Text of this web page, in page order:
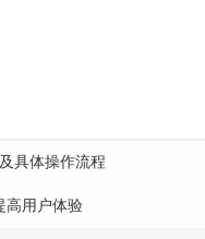
具体操作流程
高用户体验